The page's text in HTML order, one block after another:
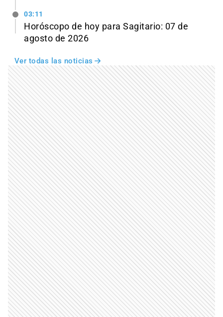
03:11
Horóscopo de hoy para Sagitario: 07 de
agosto de 2026
Ver todas las noticias